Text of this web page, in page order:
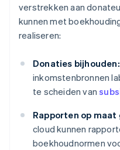
verstrekken aan
kunnen met
realiseren:
Donaties bijhouden:
inkomstenbronnen
te scheiden van
Rapporten op maat
cloud kunnen
boekhoudnormen